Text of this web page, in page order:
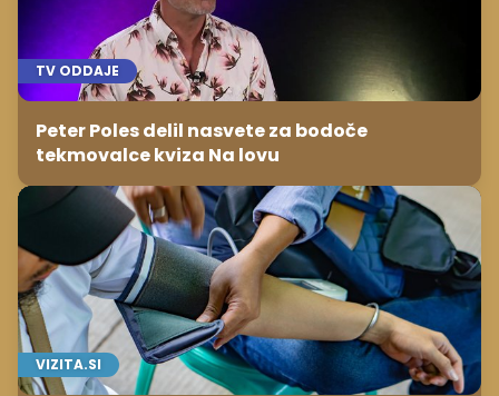
TV ODDAJE
Peter Poles delil nasvete za bodoče
tekmovalce kviza Na lovu
VIZITA.SI